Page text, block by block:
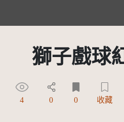
獅子戲球
4 0 0 收藏